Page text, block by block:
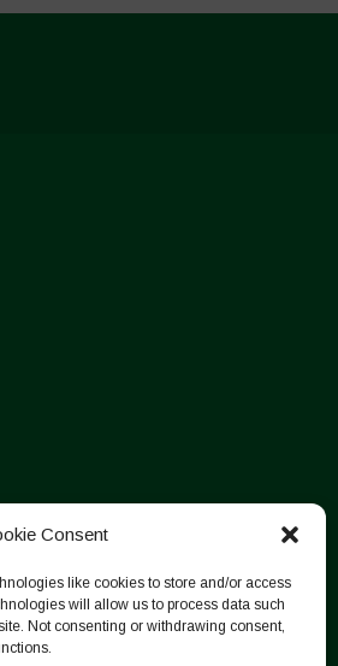
Consent
like cookies to store and/or access
will allow us to process data such
Not consenting or withdrawing consent,